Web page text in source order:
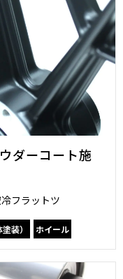
ダーコート施
フラットツ
装） ホイール